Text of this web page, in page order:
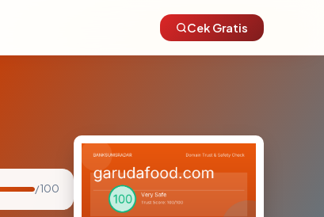
Cek Gratis
/ 100